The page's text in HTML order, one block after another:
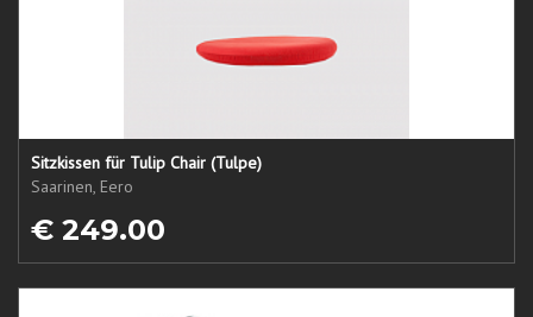
Sitzkissen für Tulip Chair (Tulpe)
Saarinen, Eero
€ 249.00